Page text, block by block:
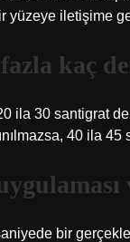
yüzeye iletişime
kaç
ila 30 santigrat
40 ila
bir